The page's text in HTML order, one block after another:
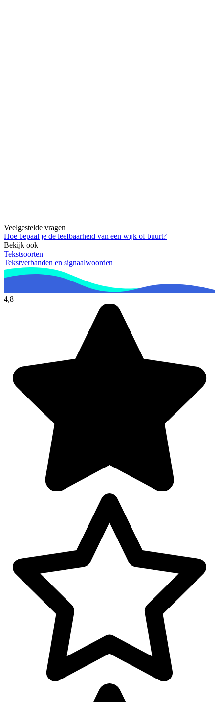
Veelgestelde vragen
Hoe bepaal je de leefbaarheid van een wijk of buurt?
Bekijk ook
Tekstsoorten
Tekstverbanden en signaalwoorden
4,8